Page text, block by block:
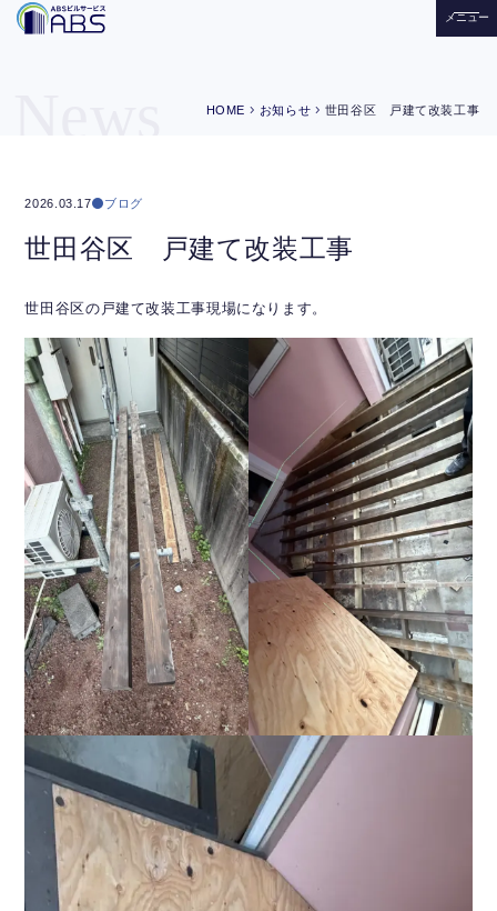
メニュー
HOME chevron_right お知らせ chevron_right世田谷区 戸建て改装工事
2026.03.17 ブログ
世田谷区 戸建て改装工事
世田谷区の戸建て改装工事現場になります。